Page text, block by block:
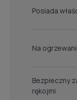
Posiada
Na
Bezpieczny
rękojmi